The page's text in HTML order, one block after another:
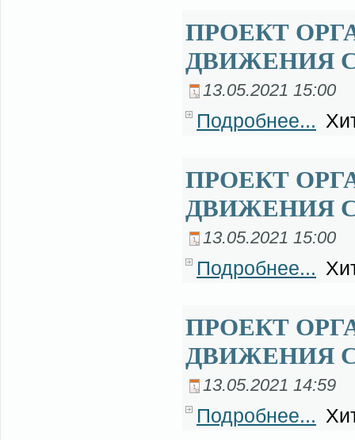
ПРОЕКТ
ДВИЖЕНИЯ
13.05.2021 15:00
Подробнее...
ПРОЕКТ
ДВИЖЕНИЯ
13.05.2021 15:00
Подробнее...
ПРОЕКТ
ДВИЖЕНИЯ
13.05.2021 14:59
Подробнее...